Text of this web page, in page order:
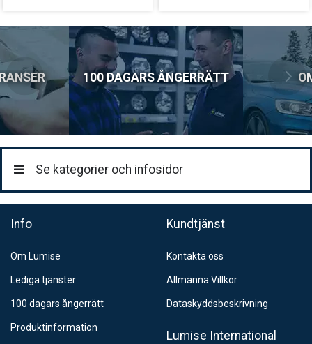
100 DAGARS ÅNGERRÄTT
Se kategorier och infosidor
Info
Om Lumise
Lediga tjänster
100 dagars ångerrätt
Produktinformation
Kundtjänst
Kontakta oss
Allmänna Villkor
Dataskyddsbeskrivning
Lumise International